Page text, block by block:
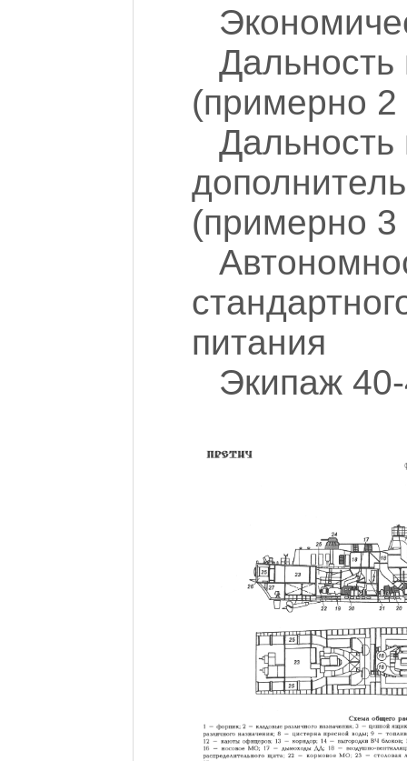
(примерно 2
Дальность
(примерно 3
питания
Экипаж